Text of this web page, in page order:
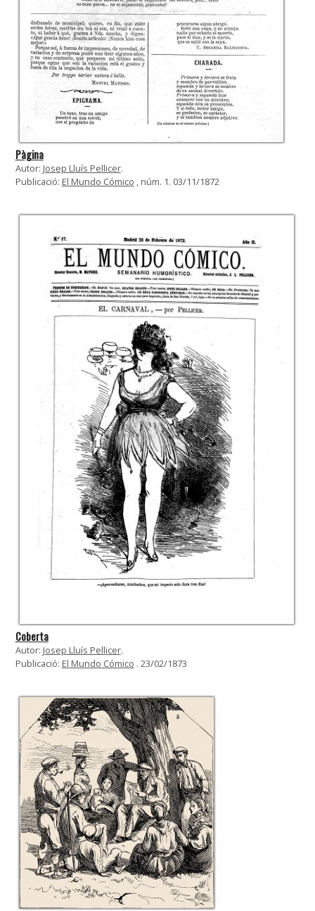
Pàgina
Autor: Josep Lluís Pellicer.
Publicació: El Mundo Cómico , núm. 1. 03/11/1872
Coberta
Autor: Josep Lluís Pellicer.
Publicació: El Mundo Cómico . 23/02/1873